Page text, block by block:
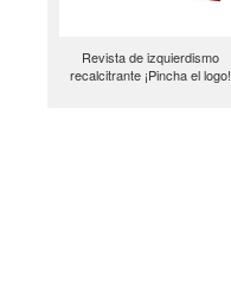
Revista de izquierdismo
recalcitrante ¡Pincha el logo!